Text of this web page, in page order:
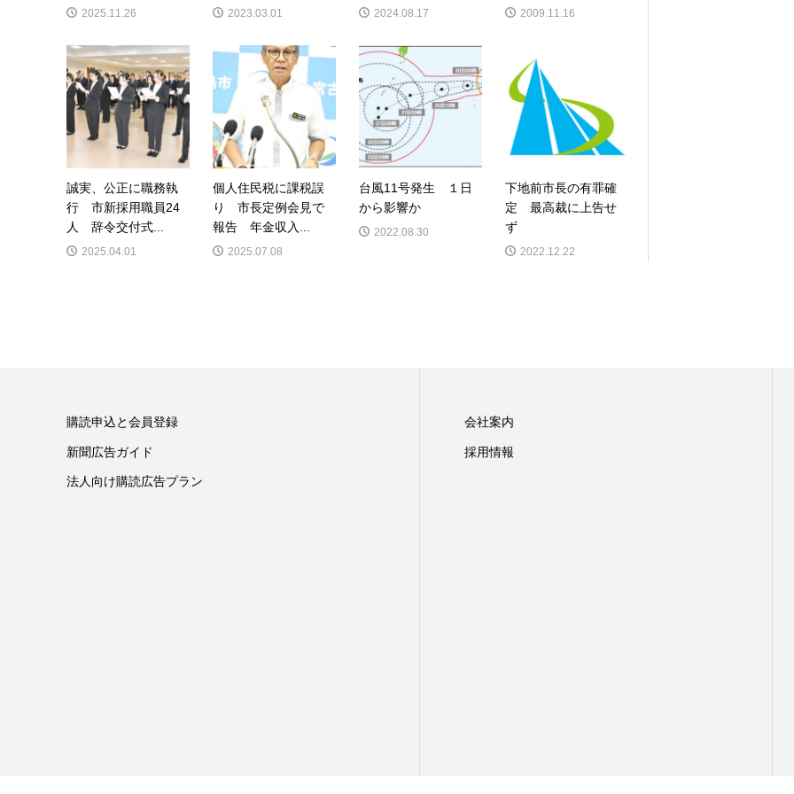
2025.11.26 2023.03.01 2024.08.17 2009.11.16
誠実、公正に職務執
行 市新採用職員24
人 辞令交付式...
2025.04.01
個人住民税に課税誤
り 市長定例会見で
報告 年金収入...
2025.07.08
台風11号発生 １日
から影響か
2022.08.30
下地前市長の有罪確
定 最高裁に上告せ
ず
2022.12.22
購読申込と会員登録
新聞広告ガイド
法人向け購読広告プラン
会社案内
採用情報